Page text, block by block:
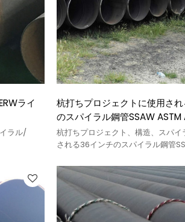
ライ
ラル/
杭打ちプロジェクトに使用さ
のスパイラル鋼管SSAW
杭打ちプロジェクト、構造、スパイ
される36インチのスパイラル鋼管